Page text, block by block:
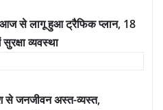
आज से लागू हुआ ट्रैफिक प्लान, 18
व्यवस्था
से जनजीवन अस्त-व्यस्त,